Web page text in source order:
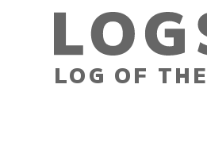
LOG OF